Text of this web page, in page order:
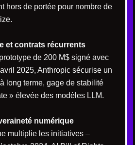
hors de portée pour nombre de
et contrats récurrents
de 200 M$ signé avec
2025, Anthropic sécurise un
long terme, gage de stabilité
» élevée des modèles LLM.
numérique
multiplie les initiatives –